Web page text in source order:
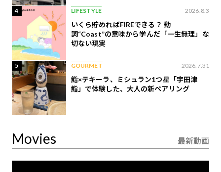
4 LIFESTYLE 2026.8.3
いくら貯めればFIREできる？ 動
詞“Coast”の意味から学んだ「一生無理」な
切ない現実
5 GOURMET 2026.7.31
鮨×テキーラ、ミシュラン1つ星「宇田津
鮨」で体験した、大人の新ペアリング
Movies 最新動画